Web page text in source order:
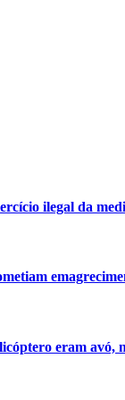
ilegal da
eram avó,